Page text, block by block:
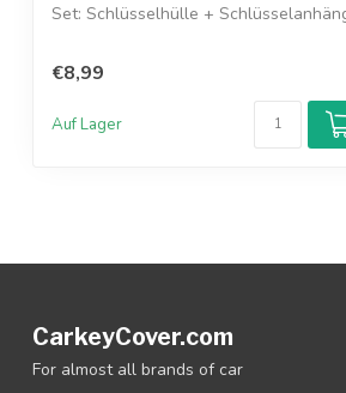
Set: Schlüsselhülle +
€8,99
Auf Lager
CarkeyCover.com
For almost all brands of car